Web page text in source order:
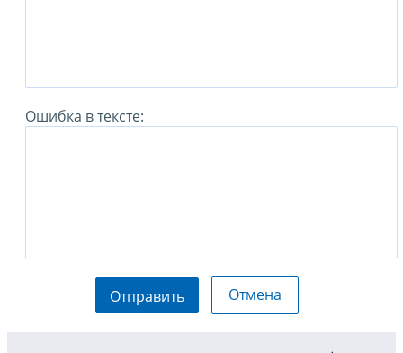
Ошибка в тексте:
Отправить Отмена